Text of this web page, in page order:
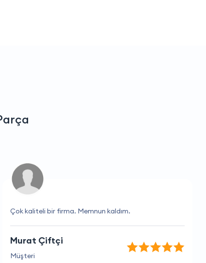
Çok kaliteli bir firma. Memnun kaldım.
Murat Çiftçi
Müşteri